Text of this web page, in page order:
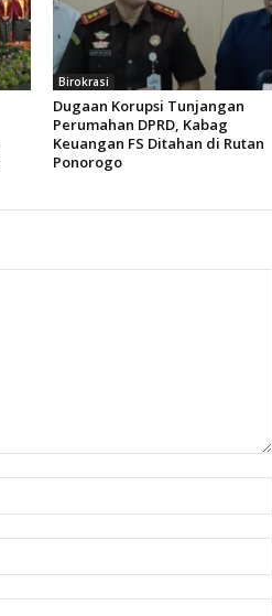
Birokrasi
Dugaan Korupsi Tunjangan
Perumahan DPRD, Kabag
Keuangan FS Ditahan di Rutan
Ponorogo